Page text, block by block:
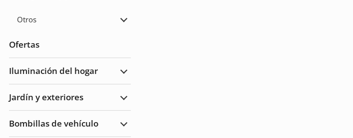
Otros
Ampliar
Ofertas
Iluminación del hogar
Ampliar
hogar
Jardín y exteriores
Ampliar
Exteriores
Bombillas de vehículo
Ampliar